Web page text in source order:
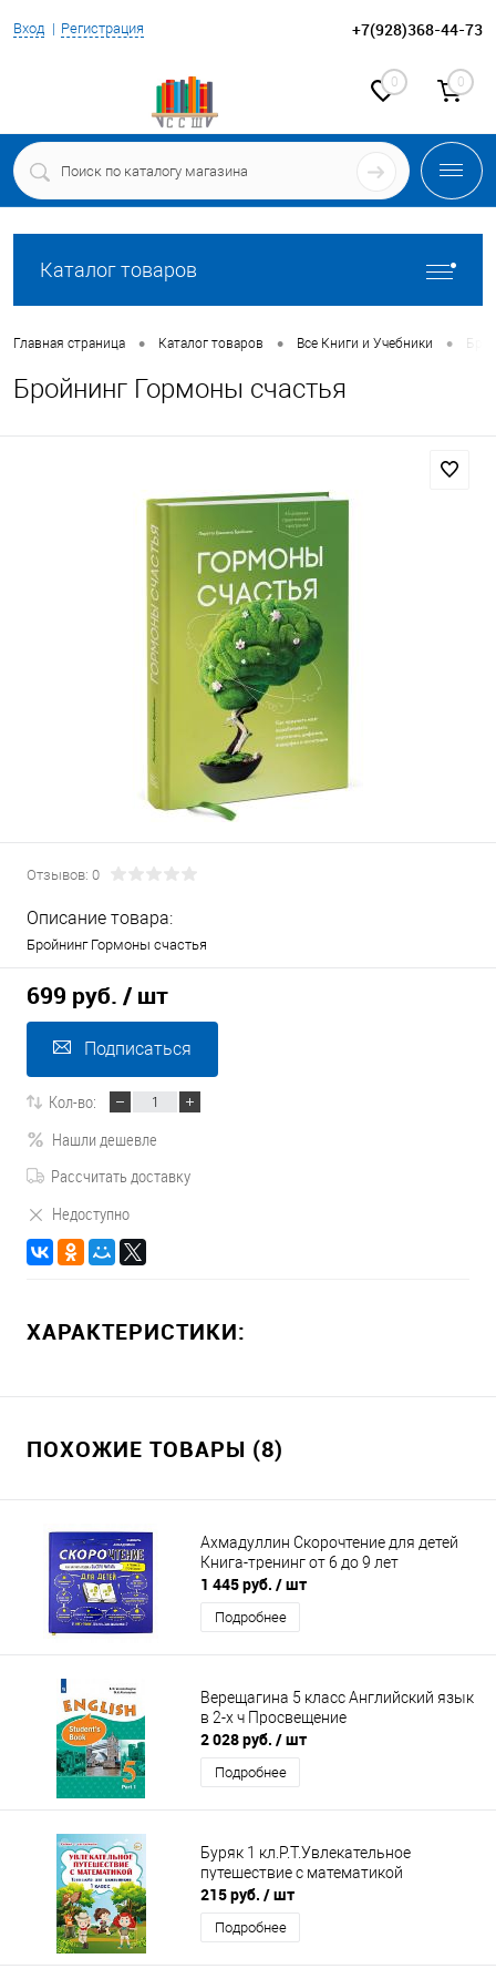
Вход Регистрация +7(928)368-44-73
0 0
Каталог товаров
Главная страница • Каталог товаров • Все Книги и Учебники •
Бройнинг Гормоны счастья
Отзывов: 0
Описание товара:
Бройнинг Гормоны счастья
699 руб. / шт
Подписаться
Кол-во:
Нашли дешевле
Рассчитать доставку
Недоступно
ХАРАКТЕРИСТИКИ:
ПОХОЖИЕ ТОВАРЫ (8)
Ахмадуллин Скорочтение для детей
Книга-тренинг от 6 до 9 лет
1 445 руб. / шт
Подробнее
Верещагина 5 класс Английский язык
в 2-х ч Просвещение
2 028 руб. / шт
Подробнее
Буряк 1 кл.Р.Т.Увлекательное
путешествие с математикой
215 руб. / шт
Подробнее